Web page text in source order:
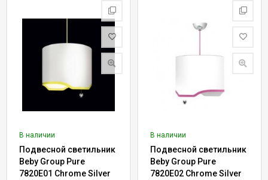
В наличии
Подвесной светильник
Beby Group Pure
7820E01 Chrome Silver
В наличии
Подвесной светильник
Beby Group Pure
7820E02 Chrome Silver